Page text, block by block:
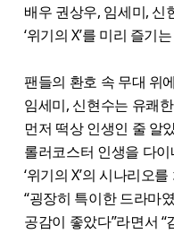
배우 권상우, 임세미,
‘위기의 X’를 미리 즐기
팬들의 환호 속 무대 위
임세미, 신현수는 유쾌
먼저 떡상 인생인 줄 알
롤러코스터 인생을 다
‘위기의 X’의 시나리오
“굉장히 특이한 드라마
공감이 좋았다”라면서 “